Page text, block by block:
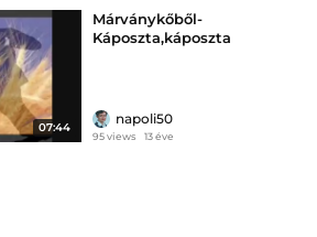
07:44
Márványkőből-
Káposzta,káposzta
napoli50
95 views 13 éve